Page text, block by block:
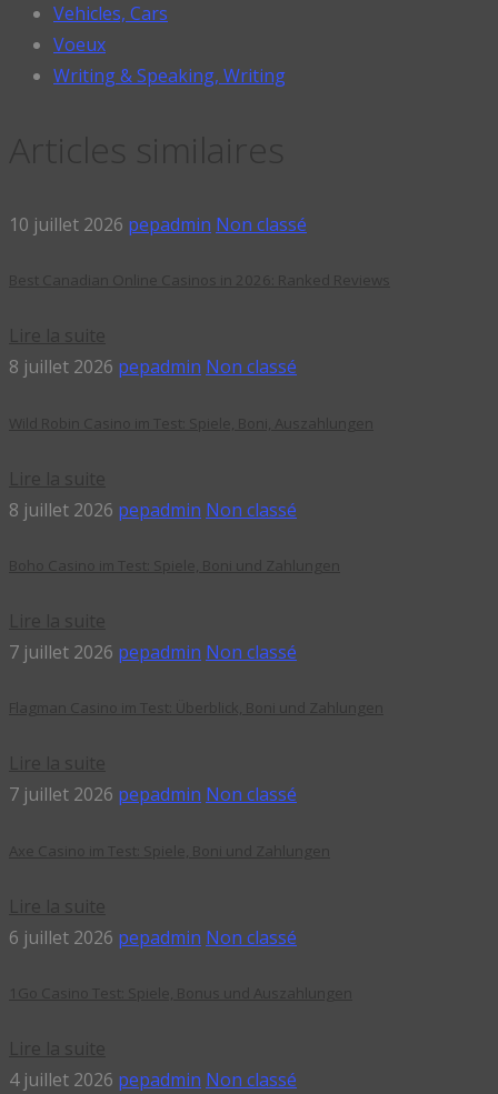
Vehicles, Cars
Voeux
Writing & Speaking, Writing
10 juillet 2026 pepadmin Non classé
8 juillet 2026 pepadmin Non classé
8 juillet 2026 pepadmin Non classé
7 juillet 2026 pepadmin Non classé
7 juillet 2026 pepadmin Non classé
6 juillet 2026 pepadmin Non classé
4 juillet 2026 pepadmin Non classé